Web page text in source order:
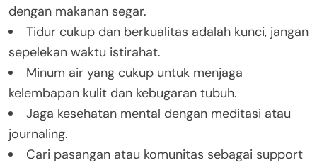
dengan makanan segar.
Tidur cukup dan berkualitas adalah kunci, jangan
sepelekan waktu istirahat.
Minum air yang cukup untuk menjaga
kelembapan kulit dan kebugaran tubuh.
Jaga kesehatan mental dengan meditasi atau
journaling.
Cari pasangan atau komunitas sebagai support